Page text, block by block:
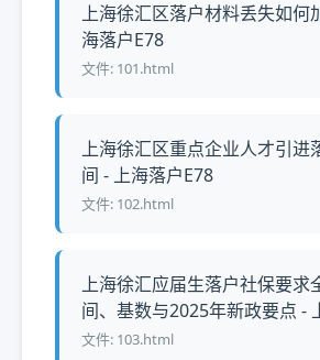
上海徐汇区落户材料丢失如何
海落户E78
文件: 101.html
上海徐汇区重点企业人才引进
间 - 上海落户E78
文件: 102.html
上海徐汇应届生落户社保要求
间、基数与2025年新政要点 -
文件: 103.html